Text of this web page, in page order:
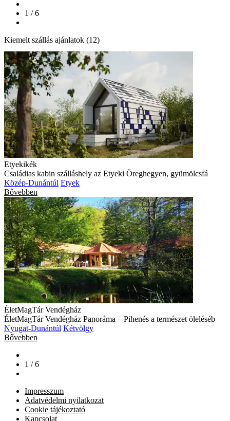
1 / 6
Kiemelt szállás ajánlatok (12)
Etyekikék
Családias kabin szálláshely az Etyeki Öreghegyen, gyümölcsfá
Közép-Dunántúl Etyek
Bővebben
ÉletMagTár Vendégház
ÉletMagTár Vendégház Panoráma – Pihenés a természet öleléséb
Nyugat-Dunántúl Kétvölgy
Bővebben
1 / 6
Impresszum
Adatvédelmi nyilatkozat
Cookie tájékoztató
Kapcsolat